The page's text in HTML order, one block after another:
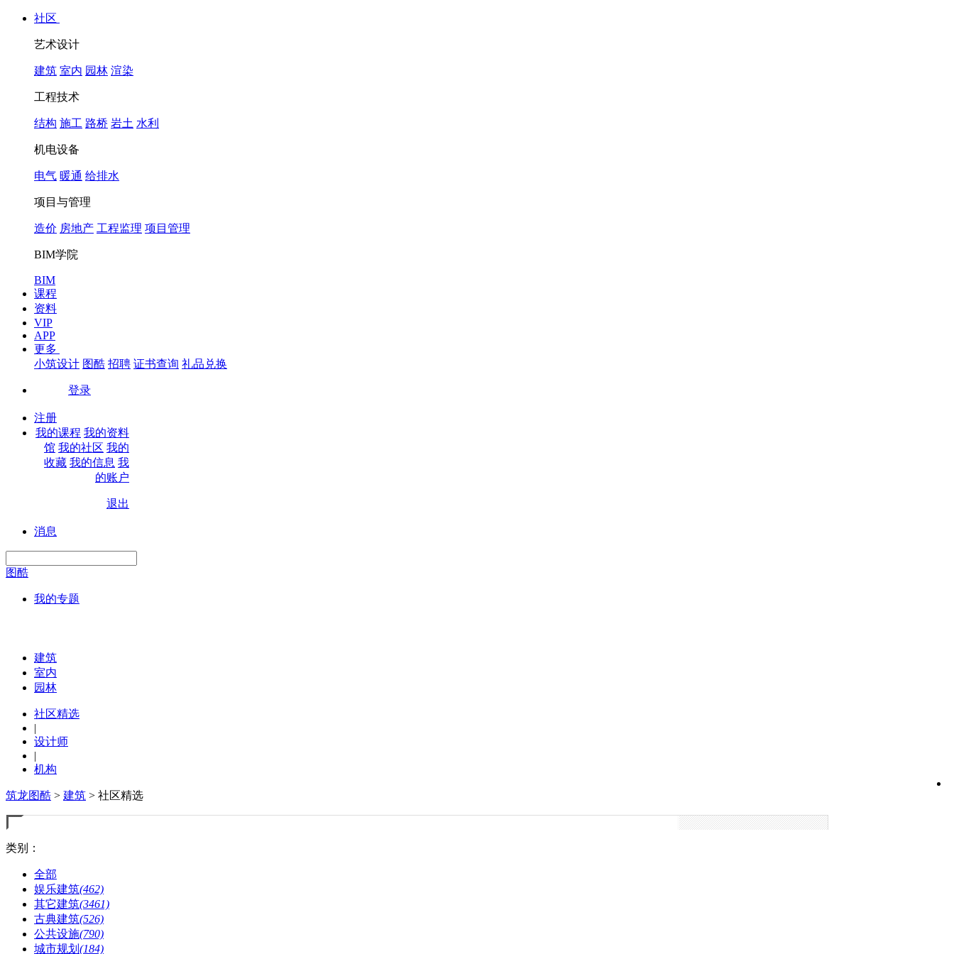
社区
艺术设计
建筑 室内 园林 渲染
工程技术
结构 施工 路桥 岩土 水利
机电设备
电气 暖通 给排水
项目与管理
造价 房地产 工程监理 项目管理
BIM学院
BIM
课程
资料
VIP
APP
更多
小筑设计 图酷 招聘 证书查询 礼品兑换
登录
注册
我的课程 我的资料
馆 我的社区 我的
收藏 我的信息 我
的账户
退出
消息
图酷
我的专题
建筑
室内
园林
社区精选
|
设计师
|
机构
筑龙图酷 > 建筑 > 社区精选
类别：
全部
娱乐建筑(462)
其它建筑(3461)
古典建筑(526)
公共设施(790)
城市规划 (184)